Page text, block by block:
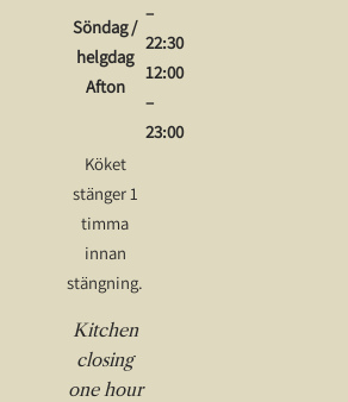
Söndag /
helgdag
Afton
–
22:30
12:00
–
23:00
Köket
stänger 1
timma
innan
stängning.
Kitchen
closing
one hour